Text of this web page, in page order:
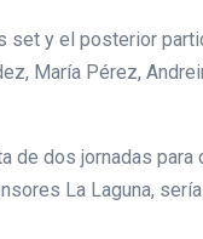
y el posterior
María Pérez,
dos jornadas para
La Laguna,